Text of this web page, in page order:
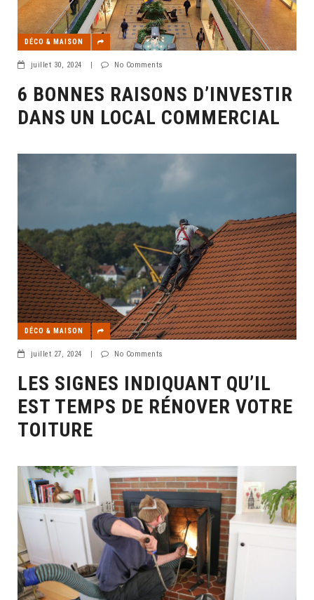
DÉCO & MAISON
juillet 30, 2024 | No Comments
6 BONNES RAISONS D’INVESTIR
DANS UN LOCAL COMMERCIAL
DÉCO & MAISON
juillet 27, 2024 No Comments
LES SIGNES INDIQUANT QU’IL
EST TEMPS DE RÉNOVER VOTRE
TOITURE